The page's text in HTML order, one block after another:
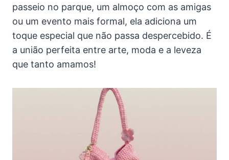
passeio no parque, um almoço com as amigas
ou um evento mais formal, ela adiciona um
toque especial que não passa despercebido. É
a união perfeita entre arte, moda e a leveza
que tanto amamos!